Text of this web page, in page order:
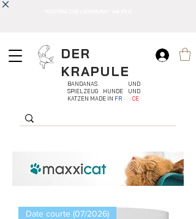
DER
KRAPULE
BANDANAS UND
SPIELZEUG HUNDE UND
KATZEN MADE IN FR CE
Date courte (07/2026)